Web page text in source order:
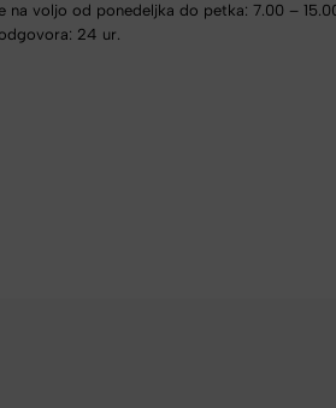
na voljo od ponedeljka do petka: 7.00 –
24 ur.